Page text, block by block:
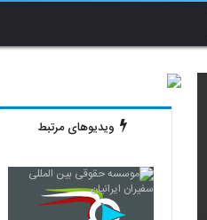
ویدیوهای مرتبط